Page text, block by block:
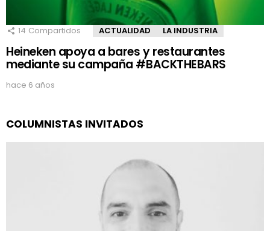
14 Compartidos ACTUALIDAD LA INDUSTRIA
Heineken apoya a bares y restaurantes
mediante su campaña #BACKTHEBARS
hace 6 años
COLUMNISTAS INVITADOS